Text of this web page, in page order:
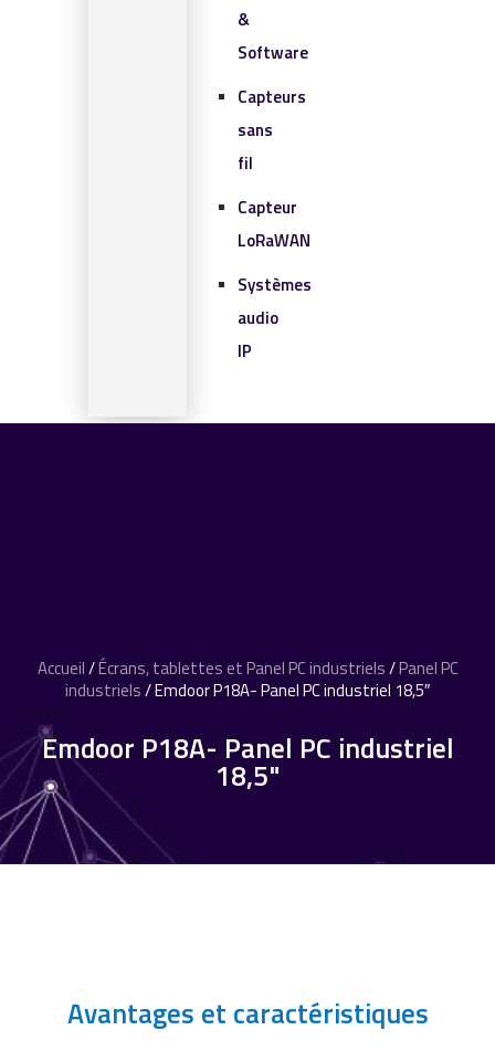
&
Software
Capteurs
sans
fil
Capteur
LoRaWAN
Systèmes
audio
IP
Accueil/Écrans, tablettes et Panel PC industriels/Panel PC
industriels/ Emdoor P18A- Panel PC industriel 18,5″
Emdoor P18A- Panel PC industriel
18,5"
Avantages et caractéristiques